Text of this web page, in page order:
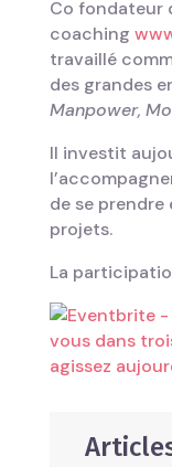
Co fondateur
coaching
travaillé
des grandes
Manpower,
Il investit
de se prendre
projets.
La